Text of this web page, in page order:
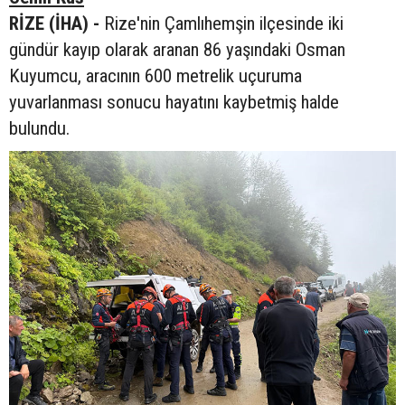
RİZE (İHA) - Rize'nin Çamlıhemşin ilçesinde iki
gündür kayıp olarak aranan 86 yaşındaki Osman
Kuyumcu, aracının 600 metrelik uçuruma
yuvarlanması sonucu hayatını kaybetmiş halde
bulundu.